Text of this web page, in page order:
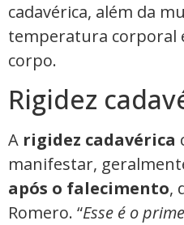
cadavérica, além da
temperatura corporal
corpo.
Rigidez
A rigidez cadavérica
manifestar,
após o falecimento,
Romero. “Esse é o